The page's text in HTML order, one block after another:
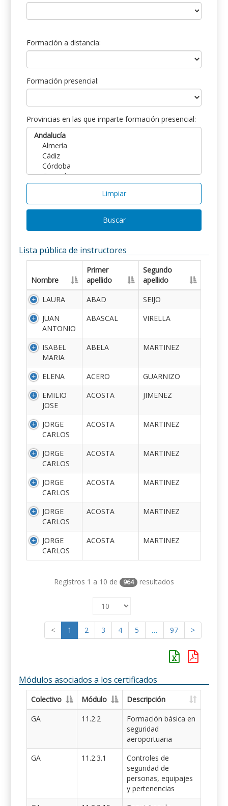
Formación a distancia:
Formación presencial:
Provincias en las que imparte formación presencial:
Limpiar
Buscar
Lista pública de instructores
Nombre
Primer
apellido
Segundo
apellido
LAURA
ABAD
SEIJO
JUAN
ANTONIO
ABASCAL VIRELLA
ISABEL
MARIA
ABELA MARTINEZ
ELENA ACERO
GUARNIZO
EMILIO
JOSE
ACOSTA JIMENEZ
JORGE
CARLOS
ACOSTA MARTINEZ
JORGE
CARLOS
ACOSTA MARTINEZ
JORGE
CARLOS
ACOSTA MARTINEZ
JORGE
CARLOS
ACOSTA MARTINEZ
JORGE
CARLOS
ACOSTA MARTINEZ
Registros 1 a 10 de 964 resultados
< 1 2 3 4 5 … 97 >
Módulos asociados a los certificados
Colectivo Módulo
Descripción
GA
11.2.2
Formación básica en
seguridad
aeroportuaria
GA
11.2.3.1
Controles de
seguridad de
personas, equipajes
y pertenencias